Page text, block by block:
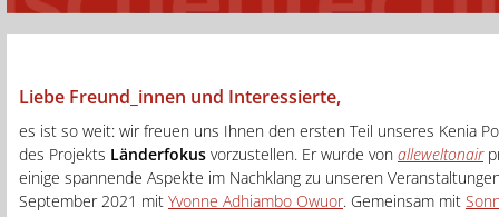
Liebe Freund_innen und Interessierte,
es ist so weit: wir freuen uns Ihnen den ersten Teil unseres Kenia
des Projekts Länderfokus vorzustellen. Er wurde von alleweltonair
einige spannende Aspekte im Nachklang zu unseren
September 2021 mit Yvonne Adhiambo Owuor. Gemeinsam mit